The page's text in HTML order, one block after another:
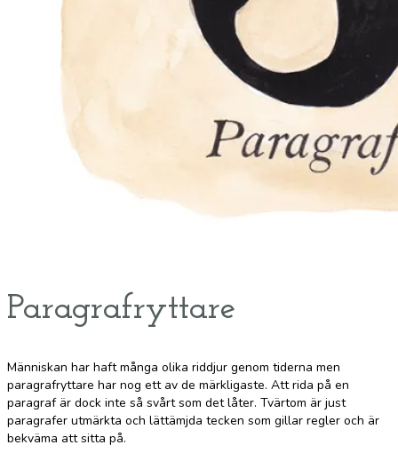
Paragrafryttare
Människan har haft många olika riddjur genom tiderna men
paragrafryttare har nog ett av de märkligaste. Att rida på en
paragraf är dock inte så svårt som det låter. Tvärtom är just
paragrafer utmärkta och lättämjda tecken som gillar regler och är
bekväma att sitta på.